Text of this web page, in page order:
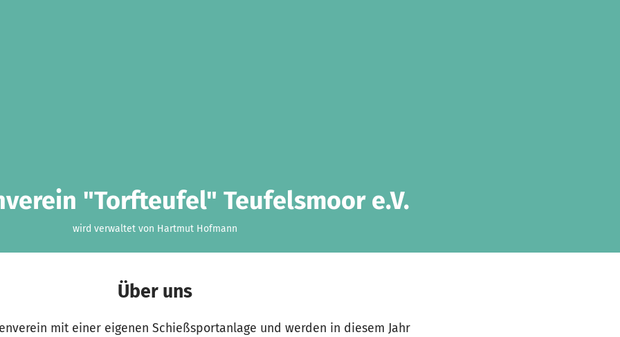
"Torfteufel" Teufelsmoor e.V.
wird verwaltet von Hartmut Hofmann
Über uns
mit einer eigenen Schießsportanlage und werden in diesem Jahr